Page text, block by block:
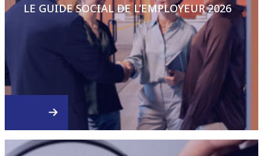
LE GUIDE SOCIAL DE L’EMPLOYEUR 2026